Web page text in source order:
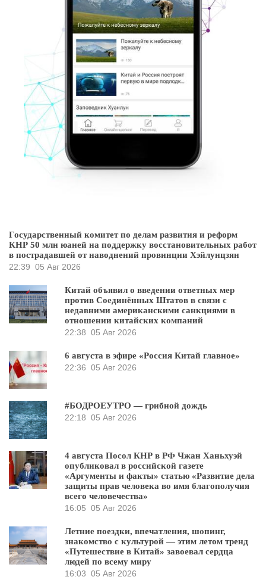
Государственный комитет по делам развития и реформ
КНР 50 млн юаней на поддержку восстановительных работ
в пострадавшей от наводнений провинции Хэйлунцзян
22:39 05 Авг 2026
Китай объявил о введении ответных мер
против Соединённых Штатов в связи с
недавними американскими санкциями в
отношении китайских компаний
22:38 05 Авг 2026
6 августа в эфире «Россия Китай главное»
22:36 05 Авг 2026
#БОДРОЕУТРО — грибной дождь
22:18 05 Авг 2026
4 августа Посол КНР в РФ Чжан Ханьхуэй
опубликовал в российской газете
«Аргументы и факты» статью «Развитие дела
защиты прав человека во имя благополучия
всего человечества»
16:05 05 Авг 2026
Летние поездки, впечатления, шопинг,
знакомство с культурой — этим летом тренд
«Путешествие в Китай» завоевал сердца
людей по всему миру
16:03 05 Авг 2026